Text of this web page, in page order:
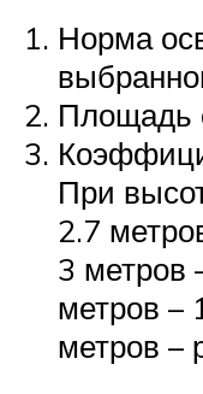
Норма
Площадь
При
2.7
3 метров
метров –
метров –